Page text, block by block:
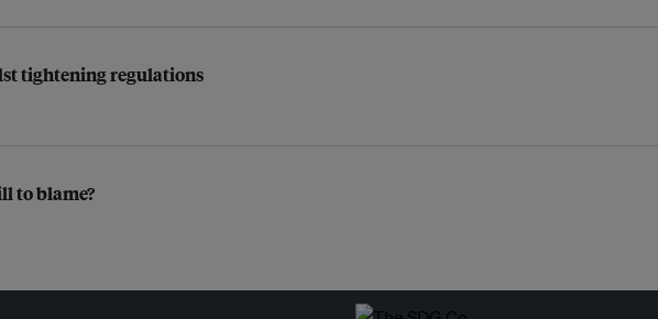
tightening regulations
to blame?